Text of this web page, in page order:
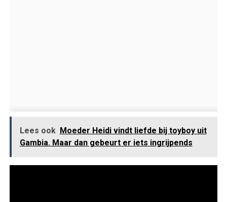
Lees ook Moeder Heidi vindt liefde bij toyboy uit
Gambia. Maar dan gebeurt er iets ingrijpends